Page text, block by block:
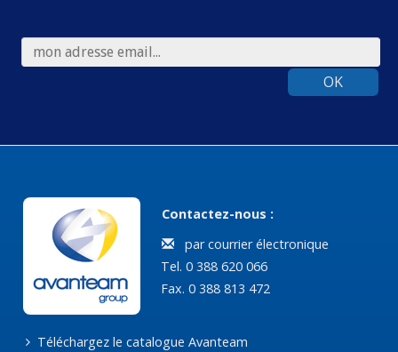
OK
Contactez-nous :
par courrier électronique
Tel. 0 388 620 066
Fax. 0 388 813 472
Téléchargez le catalogue Avanteam